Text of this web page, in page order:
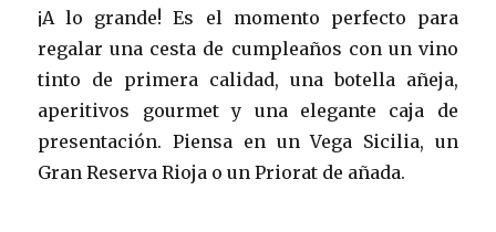
¡A lo grande! Es el momento perfecto para
regalar una cesta de cumpleaños con un vino
tinto de primera calidad, una botella añeja,
aperitivos gourmet y una elegante caja de
presentación. Piensa en un Vega Sicilia, un
Gran Reserva Rioja o un Priorat de añada.